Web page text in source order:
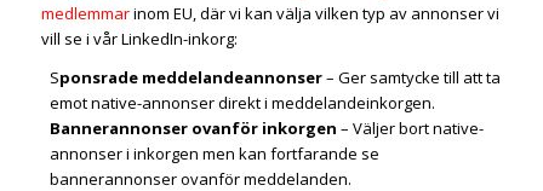
medlemmarinom EU, där vi kan välja vilken typ av annonser vi
vill se i vår LinkedIn-inkorg:
Sponsrade meddelandeannonser– Ger samtycke till att ta
emot native-annonser direkt i meddelandeinkorgen.
Bannerannonser ovanför inkorgen – Väljer bort native-
annonser i inkorgen men kan fortfarande se
bannerannonser ovanför meddelanden.